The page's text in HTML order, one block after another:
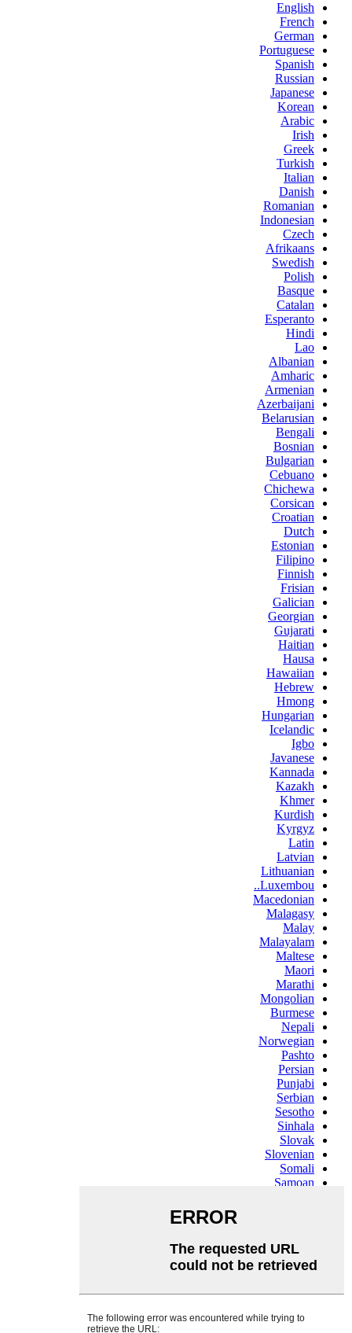
English
French
German
Portuguese
Spanish
Russian
Japanese
Korean
Arabic
Irish
Greek
Turkish
Italian
Danish
Romanian
Indonesian
Czech
Afrikaans
Swedish
Polish
Basque
Catalan
Esperanto
Hindi
Lao
Albanian
Amharic
Armenian
Azerbaijani
Belarusian
Bengali
Bosnian
Bulgarian
Cebuano
Chichewa
Corsican
Croatian
Dutch
Estonian
Filipino
Finnish
Frisian
Galician
Georgian
Gujarati
Haitian
Hausa
Hawaiian
Hebrew
Hmong
Hungarian
Icelandic
Igbo
Javanese
Kannada
Kazakh
Khmer
Kurdish
Kyrgyz
Latin
Latvian
Lithuanian
Luxembou..
Macedonian
Malagasy
Malay
Malayalam
Maltese
Maori
Marathi
Mongolian
Burmese
Nepali
Norwegian
Pashto
Persian
Punjabi
Serbian
Sesotho
Sinhala
Slovak
Slovenian
Somali
Samoan
Swahili
Tajik
Telugu
Ukrainian